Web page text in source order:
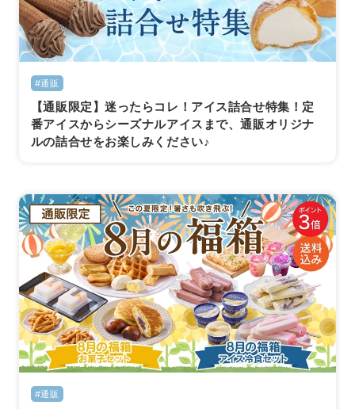
#通販
【通販限定】迷ったらコレ！アイス詰合せ特集！定
番アイスからシーズナルアイスまで、通販オリジナ
ルの詰合せをお楽しみください♪
#通販